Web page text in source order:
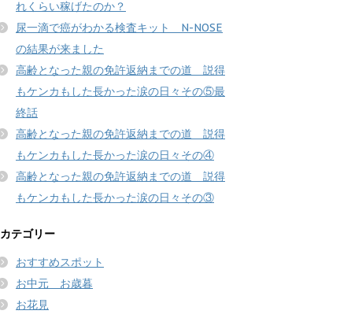
れくらい稼げたのか？
尿一滴で癌がわかる検査キット N-NOSE
の結果が来ました
高齢となった親の免許返納までの道 説得
もケンカもした長かった涙の日々その⑤最
終話
高齢となった親の免許返納までの道 説得
もケンカもした長かった涙の日々その④
高齢となった親の免許返納までの道 説得
もケンカもした長かった涙の日々その③
カテゴリー
おすすめスポット
お中元 お歳暮
お花見